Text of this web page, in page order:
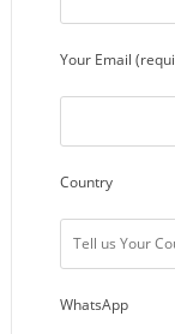
Your Email
Country
WhatsApp